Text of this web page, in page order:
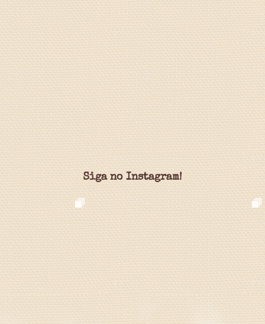
Siga no Instagram!